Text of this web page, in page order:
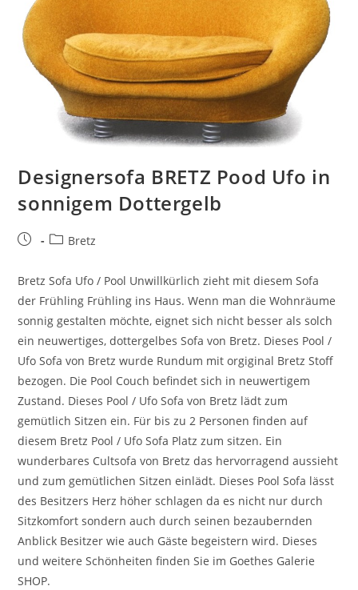
Designersofa BRETZ Pood Ufo in
sonnigem Dottergelb
Bretz
Bretz Sofa Ufo / Pool Unwillkürlich zieht mit diesem Sofa
der Frühling Frühling ins Haus. Wenn man die Wohnräume
sonnig gestalten möchte, eignet sich nicht besser als solch
ein neuwertiges, dottergelbes Sofa von Bretz. Dieses Pool /
Ufo Sofa von Bretz wurde Rundum mit orgiginal Bretz Stoff
bezogen. Die Pool Couch befindet sich in neuwertigem
Zustand. Dieses Pool / Ufo Sofa von Bretz lädt zum
gemütlich Sitzen ein. Für bis zu 2 Personen finden auf
diesem Bretz Pool / Ufo Sofa Platz zum sitzen. Ein
wunderbares Cultsofa von Bretz das hervorragend aussieht
und zum gemütlichen Sitzen einlädt. Dieses Pool Sofa lässt
des Besitzers Herz höher schlagen da es nicht nur durch
Sitzkomfort sondern auch durch seinen bezaubernden
Anblick Besitzer wie auch Gäste begeistern wird. Dieses
und weitere Schönheiten finden Sie im Goethes Galerie
SHOP.